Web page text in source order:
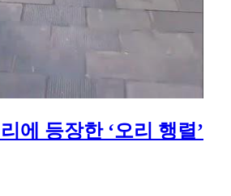
에 등장한 ‘오리 행렬’